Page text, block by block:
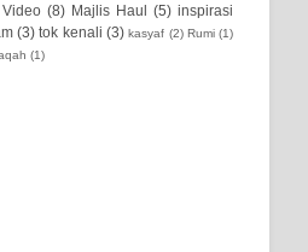
Video (8) Majlis Haul (5) inspirasi
(3) tok kenali (3) kasyaf (2) Rumi (1)
(1)